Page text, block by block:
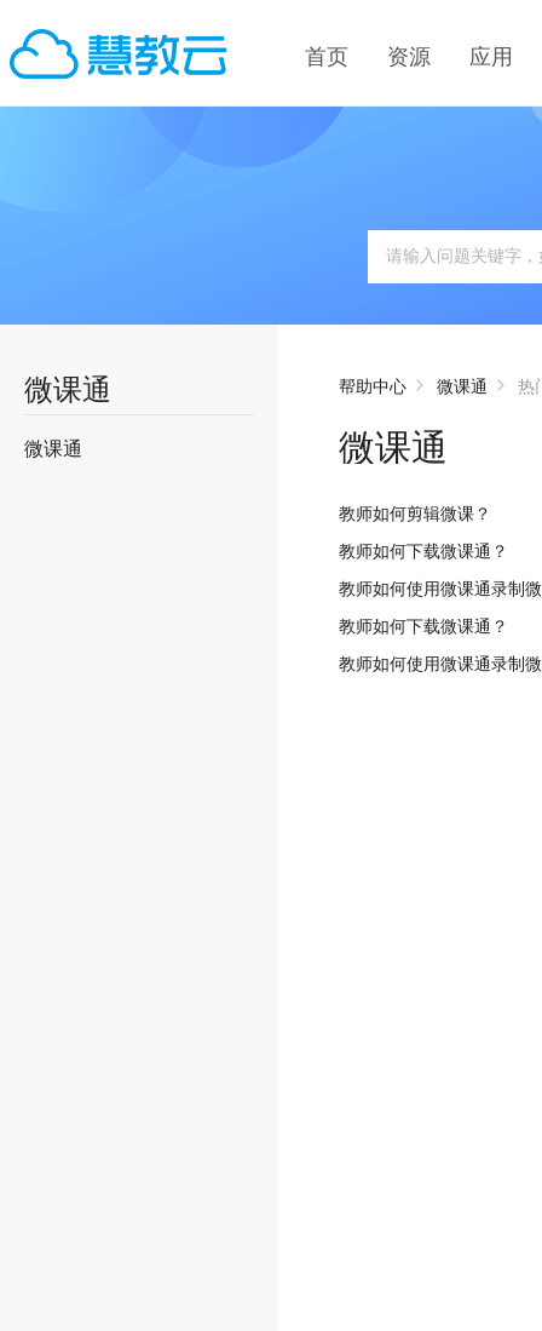
首页 资源 应用
微课通
微课通
帮助中心 微课通 热
微课通
教师如何剪辑微课？
教师如何下载微课通？
教师如何使用微课通录制
教师如何下载微课通？
教师如何使用微课通录制